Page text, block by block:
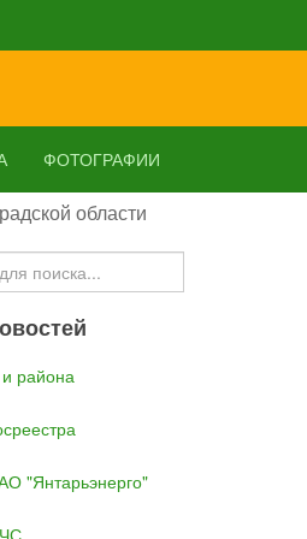
ФОТОГРАФИИ
области
района
"Янтарьэнерго"